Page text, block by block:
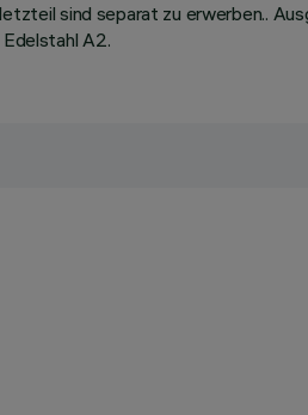
sind separat zu erwerben..
A2.